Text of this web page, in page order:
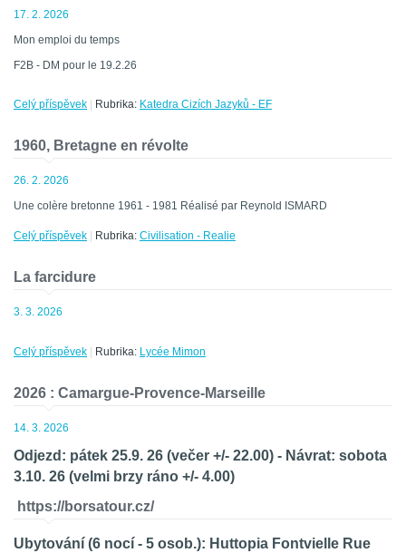
17. 2. 2026
Mon emploi du temps
F2B - DM pour le 19.2.26
Celý příspěvek Rubrika: Katedra Cizích Jazyků - EF
1960, Bretagne en révolte
26. 2. 2026
Une colère bretonne 1961 - 1981 Réalisé par Reynold ISMARD
Celý příspěvek Rubrika: Civilisation - Realie
La farcidure
3. 3. 2026
Celý příspěvek Rubrika: Lycée Mimon
2026 : Camargue-Provence-Marseille
14. 3. 2026
Odjezd: pátek 25.9. 26 (večer +/- 22.00) - Návrat: sobota
3.10. 26 (velmi brzy ráno +/- 4.00)
https://borsatour.cz/
Ubytování (6 nocí - 5 osob.): Huttopia Fontvielle Rue